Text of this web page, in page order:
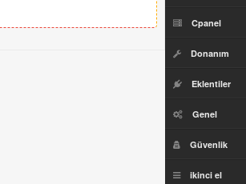
Cpanel
Donanım
Eklentiler
Genel
Güvenlik
ikinci el